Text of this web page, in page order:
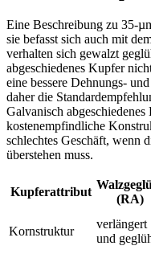
Eine Beschreibung zu 35-
sie befasst sich auch mit
verhalten sich gewalzt
abgeschiedenes Kupfer
eine bessere Dehnungs-
daher die
Galvanisch
kostenempfindliche
schlechtes Geschäft, wenn
überstehen muss.
Kupferattribut
(RA)
Kornstruktur
verlängert
und